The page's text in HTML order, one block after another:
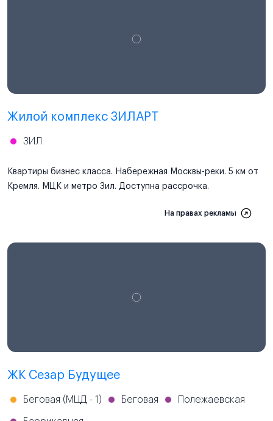
Жилой комплекс ЗИЛАРТ
ЗИЛ
Квартиры бизнес класса. Набережная Москвы-реки. 5 км от
Кремля. МЦК и метро Зил. Доступна рассрочка.
На правах рекламы
ЖК Сезар Будущее
Беговая (МЦД - 1) Беговая Полежаевская